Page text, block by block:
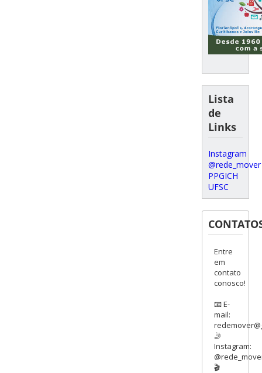
Lista
de
Links
Instagram
@rede_mover
PPGICH
UFSC
Entre
em
contato
conosco!
📧 E-
mail:
🤳
Instagram:
🎬